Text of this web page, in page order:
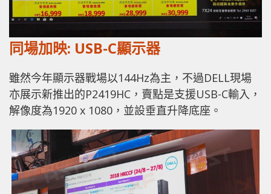
同場加映: USB-C顯示器
雖然今年顯示器戰場以144Hz為主，不過DELL現場
亦展示新推出的P2419HC，賣點是支援USB-C輸入，
解像度為1920 x 1080，並設垂直升降底座。